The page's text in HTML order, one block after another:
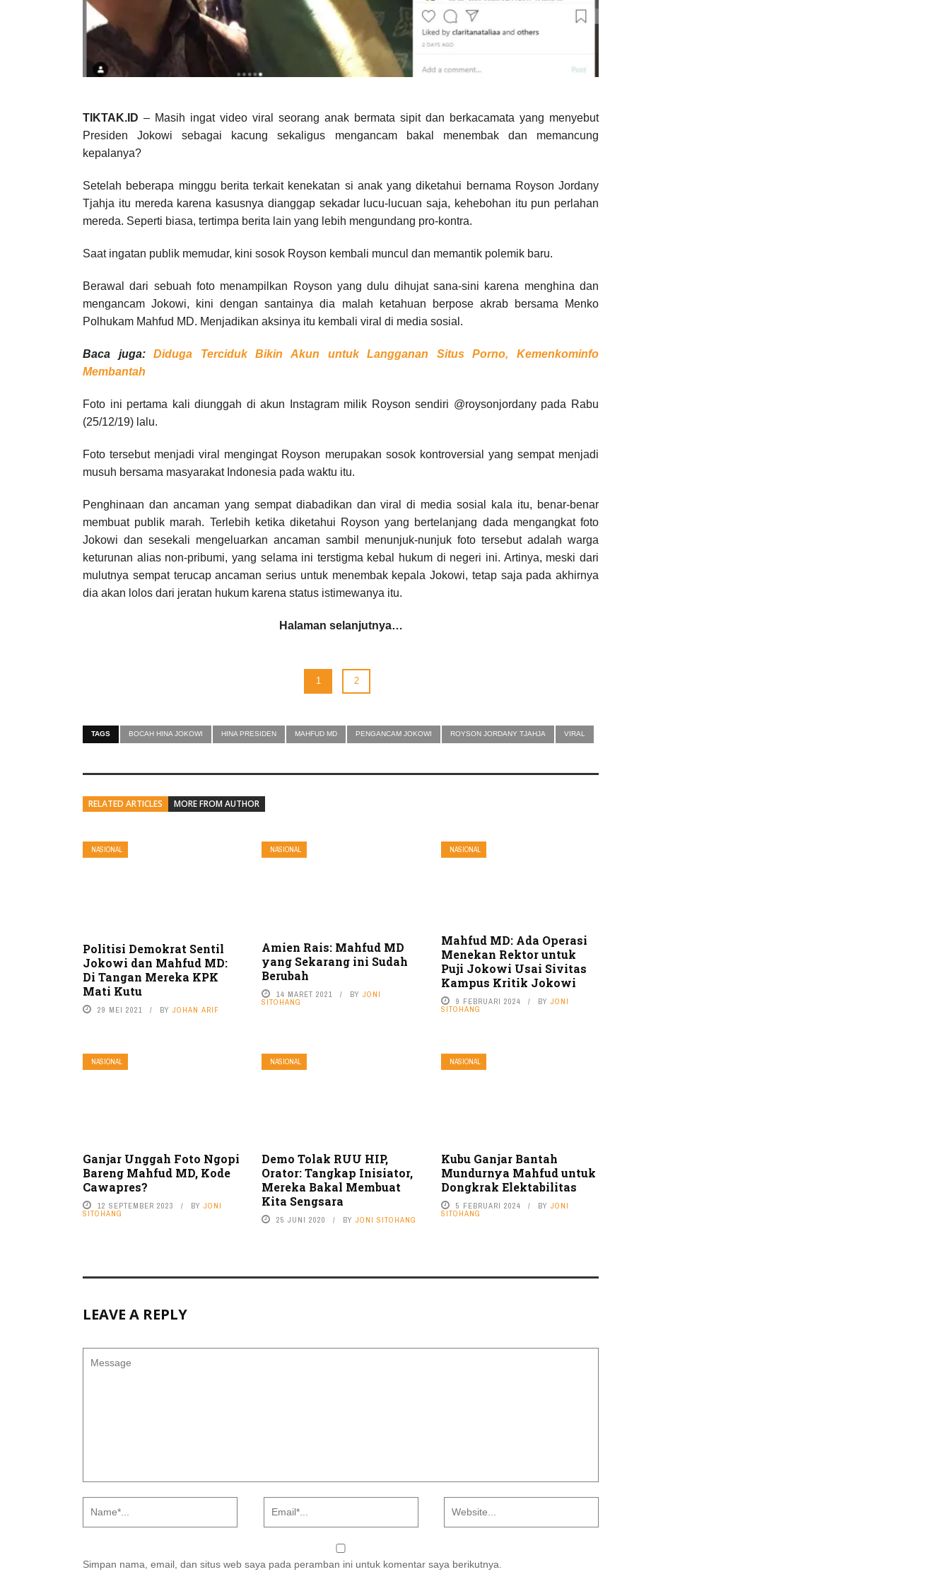
TIKTAK.ID – Masih ingat video viral seorang anak bermata sipit dan berkacamata yang menyebut
Presiden Jokowi sebagai kacung sekaligus mengancam bakal menembak dan memancung
kepalanya?
Setelah beberapa minggu berita terkait kenekatan si anak yang diketahui bernama Royson Jordany
Tjahja itu mereda karena kasusnya dianggap sekadar lucu-lucuan saja, kehebohan itu pun perlahan
mereda. Seperti biasa, tertimpa berita lain yang lebih mengundang pro-kontra.
Saat ingatan publik memudar, kini sosok Royson kembali muncul dan memantik polemik baru.
Berawal dari sebuah foto menampilkan Royson yang dulu dihujat sana-sini karena menghina dan
mengancam Jokowi, kini dengan santainya dia malah ketahuan berpose akrab bersama Menko
Polhukam Mahfud MD. Menjadikan aksinya itu kembali viral di media sosial.
Baca juga:Diduga Terciduk Bikin Akun untuk Langganan Situs Porno, Kemenkominfo
Membantah
Foto ini pertama kali diunggah di akun Instagram milik Royson sendiri @roysonjordany pada Rabu
(25/12/19) lalu.
Foto tersebut menjadi viral mengingat Royson merupakan sosok kontroversial yang sempat menjadi
musuh bersama masyarakat Indonesia pada waktu itu.
Penghinaan dan ancaman yang sempat diabadikan dan viral di media sosial kala itu, benar-benar
membuat publik marah. Terlebih ketika diketahui Royson yang bertelanjang dada mengangkat foto
Jokowi dan sesekali mengeluarkan ancaman sambil menunjuk-nunjuk foto tersebut adalah warga
keturunan alias non-pribumi, yang selama ini terstigma kebal hukum di negeri ini. Artinya, meski dari
mulutnya sempat terucap ancaman serius untuk menembak kepala Jokowi, tetap saja pada akhirnya
dia akan lolos dari jeratan hukum karena status istimewanya itu.
Halaman selanjutnya…
1 2
TAGS BOCAH HINA JOKOWI HINA PRESIDEN MAHFUD MD PENGANCAM JOKOWI ROYSON JORDANY TJAHJA VIRAL
RELATED ARTICLES MORE FROM AUTHOR
NASIONAL
Politisi Demokrat Sentil
Jokowi dan Mahfud MD:
Di Tangan Mereka KPK
Mati Kutu
29 MEI 2021 BY JOHAN ARIF
NASIONAL
Amien Rais: Mahfud MD
yang Sekarang ini Sudah
Berubah
14 MARET 2021 BYJONI
SITOHANG
NASIONAL
Mahfud MD: Ada Operasi
Menekan Rektor untuk
Puji Jokowi Usai Sivitas
Kampus Kritik Jokowi
9 FEBRUARI 2024 BY JONI
SITOHANG
NASIONAL
Ganjar Unggah Foto Ngopi
Bareng Mahfud MD, Kode
Cawapres?
12 SEPTEMBER 2023 BY JONI
SITOHANG
NASIONAL
Demo Tolak RUU HIP,
Orator: Tangkap Inisiator,
Mereka Bakal Membuat
Kita Sengsara
25 JUNI 2020 BYJONI SITOHANG
NASIONAL
Kubu Ganjar Bantah
Mundurnya Mahfud untuk
Dongkrak Elektabilitas
5 FEBRUARI 2024 BY JONI
SITOHANG
LEAVE A REPLY
Simpan nama, email, dan situs web saya pada peramban ini untuk komentar saya berikutnya.